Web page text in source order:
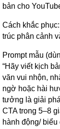
bản cho
Cách khắc
trúc phân cảnh
Prompt mẫu
“Hãy viết kịch
văn vui nhộn,
ngờ hoặc hài
tưởng là giải
CTA trong 5–8
hành động/ biểu